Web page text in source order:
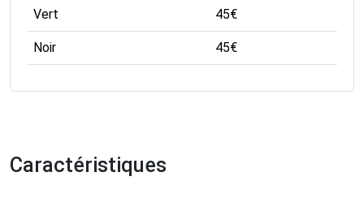
Vert 45€
Noir 45€
Caractéristiques